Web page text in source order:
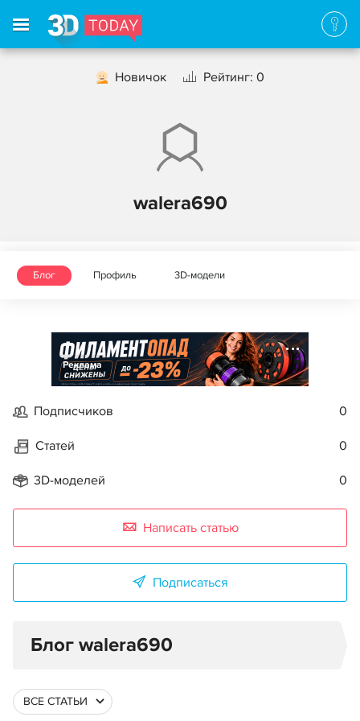
Новичок Рейтинг: 0
walera690
Блог Профиль 3D-модели
Реклама
Подписчиков 0
Статей 0
3D-моделей 0
Написать статью
Подписаться
Блог walera690
ВСЕ СТАТЬИ